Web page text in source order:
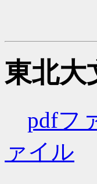
東北
pdfフ
ァイル